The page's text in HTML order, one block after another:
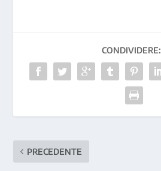
CONDIVIDERE:
PRECEDENTE